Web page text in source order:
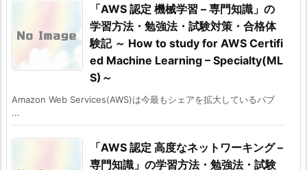
「AWS 認定 機械学習 – 専門知識」の
学習方法・勉強法・試験対策・合格体
験記 ～ How to study for AWS Certifi
ed Machine Learning – Specialty(ML
S)～
Amazon Web Services(AWS)は今最もシェアを拡大しているパブ
...
「AWS 認定 高度なネットワーキング –
専門知識」の学習方法・勉強法・試験